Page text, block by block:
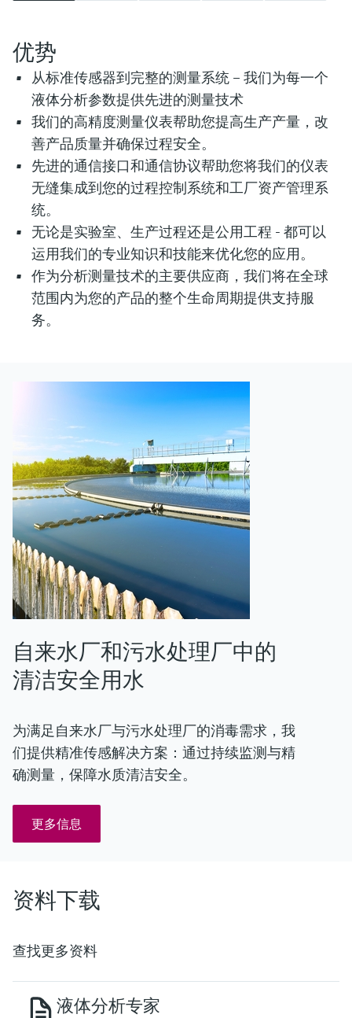
优势
从标准传感器到完整的测量系统 – 我们为每一个
液体分析参数提供先进的测量技术
我们的高精度测量仪表帮助您提高生产产量，改
善产品质量并确保过程安全。
先进的通信接口和通信协议帮助您将我们的仪表
无缝集成到您的过程控制系统和工厂资产管理系
统。
无论是实验室、生产过程还是公用工程 - 都可以
运用我们的专业知识和技能来优化您的应用。
作为分析测量技术的主要供应商，我们将在全球
范围内为您的产品的整个生命周期提供支持服
务。
自来水厂和污水处理厂中的
清洁安全用水
为满足自来水厂与污水处理厂的消毒需求，我
们提供精准传感解决方案：通过持续监测与精
确测量，保障水质清洁安全。
更多信息
资料下载
查找更多资料
液体分析专家